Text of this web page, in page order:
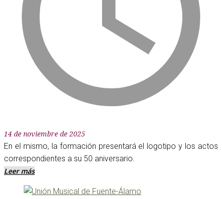
14 de noviembre de 2025
En el mismo, la formación presentará el logotipo y los actos
correspondientes a su 50 aniversario.
Leer más